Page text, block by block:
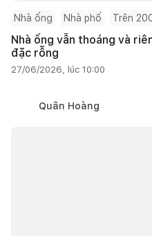
Nhà ống Nhà phố Trên
Nhà ống vẫn thoáng và
đặc rỗng
27/06/2026, lúc 10:00
Quân Hoàng